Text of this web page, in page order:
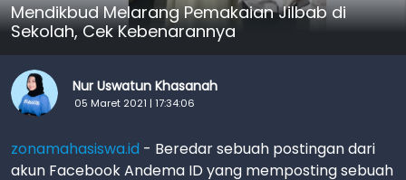
Mendikbud Melarang Pemakaian Jilbab di
Sekolah, Cek Kebenarannya
Nur Uswatun Khasanah
05 Maret 2021 | 17:34:06
zonamahasiswa.id - Beredar sebuah postingan dari
akun Facebook Andema ID yang memposting sebuah